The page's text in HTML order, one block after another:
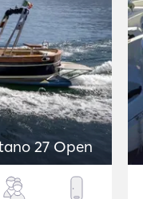
27 Open